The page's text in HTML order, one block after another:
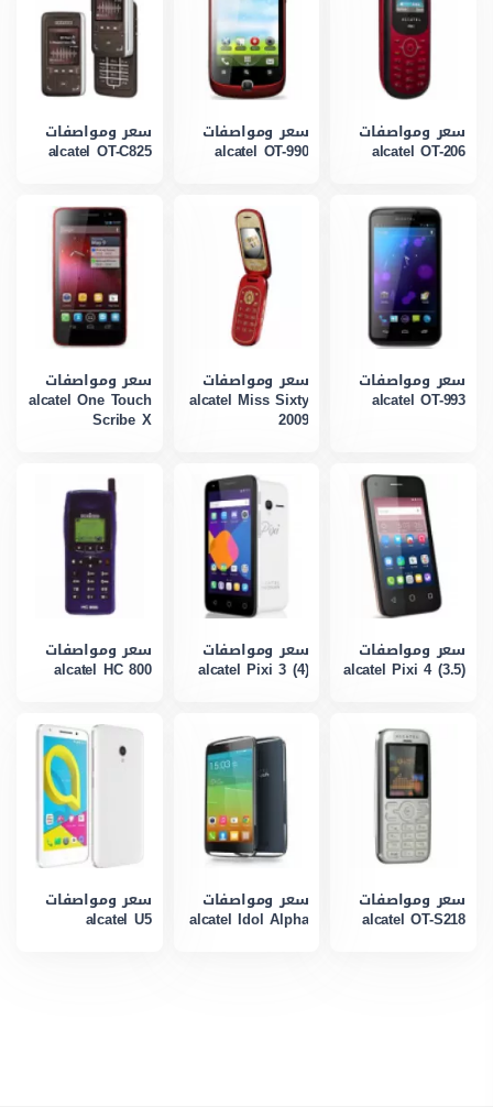
سعر ومواصفات
alcatel OT-206
سعر ومواصفات
alcatel OT-990
سعر ومواصفات
alcatel OT-C825
سعر ومواصفات
alcatel OT-993
سعر ومواصفات
alcatel Miss Sixty
2009
سعر ومواصفات
alcatel One Touch
Scribe X
سعر ومواصفات
alcatel Pixi 4 (3.5)
سعر ومواصفات
alcatel Pixi 3 (4)
سعر ومواصفات
alcatel HC 800
سعر ومواصفات
alcatel OT-S218
سعر ومواصفات
alcatel Idol Alpha
سعر ومواصفات
alcatel U5